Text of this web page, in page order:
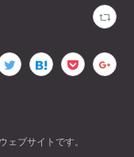
ェブサイトです。